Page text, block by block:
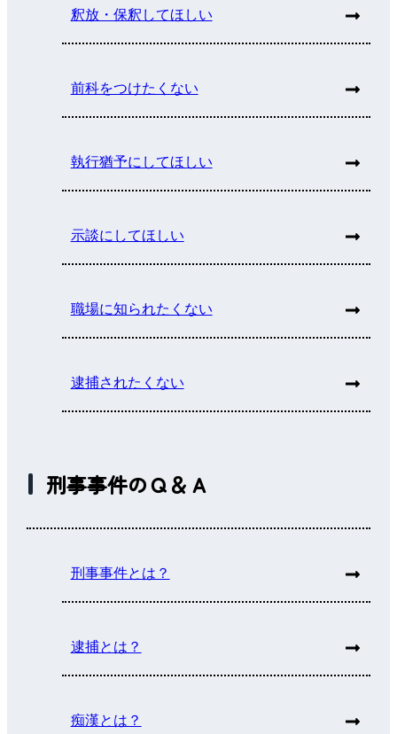
釈放・保釈してほしい
前科をつけたくない
執行猶予にしてほしい
示談にしてほしい
職場に知られたくない
逮捕されたくない
刑事事件のＱ＆Ａ
刑事事件とは？
逮捕とは？
痴漢とは？